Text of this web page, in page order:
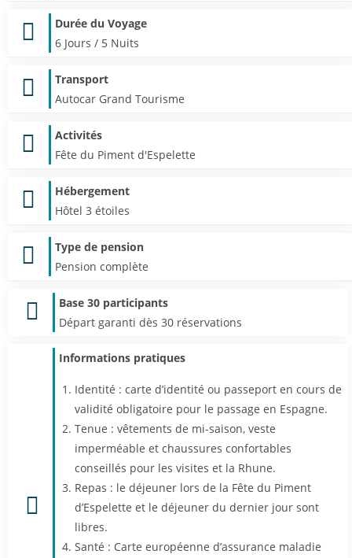
Durée du Voyage
6 Jours / 5 Nuits
Transport
Autocar Grand Tourisme
Activités
Fête du Piment d'Espelette
Hébergement
Hôtel 3 étoiles
Type de pension
Pension complète
Base 30 participants
Départ garanti dès 30 réservations
Informations pratiques
Identité : carte d’identité ou passeport en cours de
validité obligatoire pour le passage en Espagne.
Tenue : vêtements de mi-saison, veste
imperméable et chaussures confortables
conseillés pour les visites et la Rhune.
Repas : le déjeuner lors de la Fête du Piment
d’Espelette et le déjeuner du dernier jour sont
libres.
Santé : Carte européenne d’assurance maladie